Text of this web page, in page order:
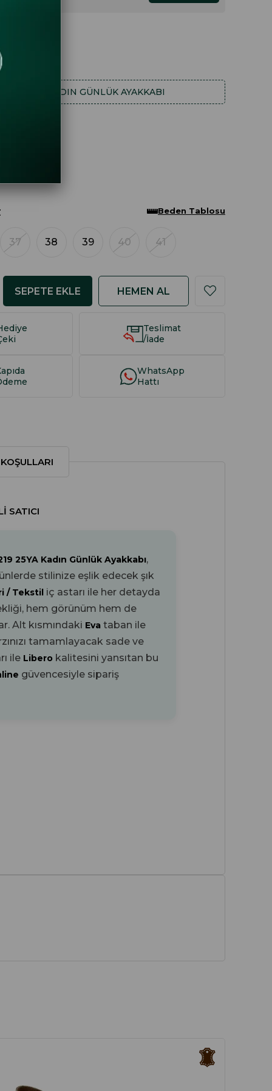
KADIN GÜNLÜK AYAKKABI
37 38 39 40 41
Beden Tablosu
Teslimat
/İade
WhatsApp
Hattı
SATICI
25YA Kadın Günlük Ayakkabı,
stilinize eşlik edecek şık
/ Tekstil iç astarı ile her detayda
hem görünüm hem de
Alt kısmındaki Eva taban ile
tamamlayacak sade ve
ile Libero kalitesini yansıtan bu
güvencesiyle sipariş